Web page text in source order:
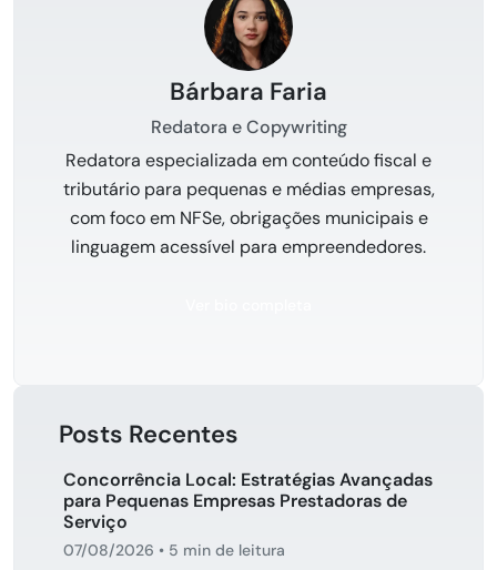
Bárbara Faria
Redatora e Copywriting
Redatora especializada em conteúdo fiscal e
tributário para pequenas e médias empresas,
com foco em NFSe, obrigações municipais e
linguagem acessível para empreendedores.
Posts Recentes
Concorrência Local: Estratégias Avançadas
para Pequenas Empresas Prestadoras de
Serviço
07/08/2026 • 5 min de leitura